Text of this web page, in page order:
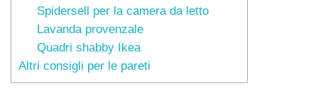
Spidersell per la camera da letto
Lavanda provenzale
Quadri shabby Ikea
Altri consigli per le pareti